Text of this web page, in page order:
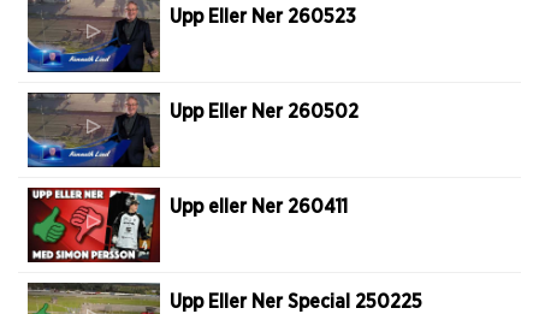
Upp Eller Ner 260523
Upp Eller Ner 260502
Upp eller Ner 260411
Upp Eller Ner Special 250225